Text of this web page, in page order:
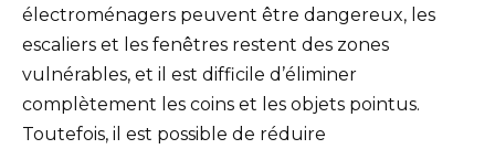
électroménagers peuvent être dangereux, les
escaliers et les fenêtres restent des zones
vulnérables, et il est difficile d’éliminer
complètement les coins et les objets pointus.
Toutefois, il est possible de réduire